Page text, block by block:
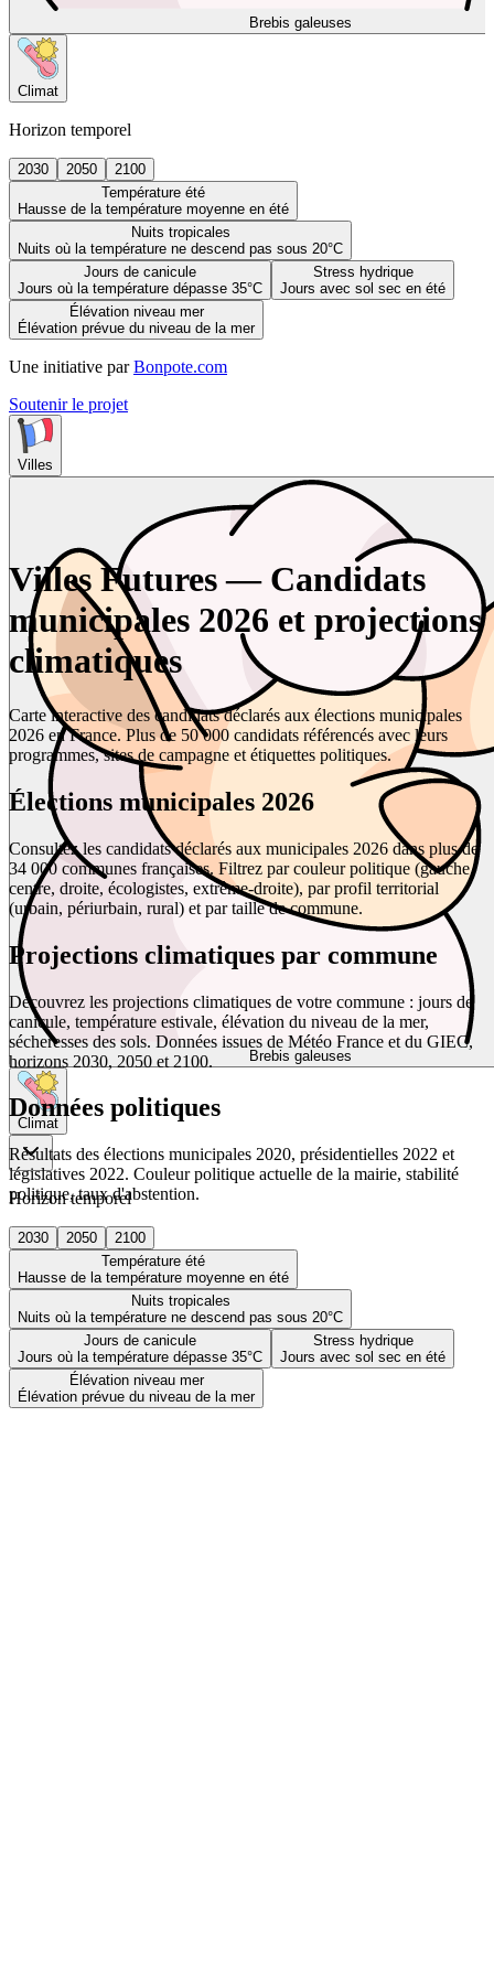
Brebis galeuses
Climat
Horizon temporel
2030 2050
2100
Température été
Hausse de la température moyenne en été
Nuits tropicales
Nuits où la température ne descend pas sous 20°C
Jours de canicule
Jours où la température dépasse 35°C
Stress hydrique
Jours avec sol sec en été
Élévation niveau mer
Élévation prévue du niveau de la mer
Une initiative par Bonpote.com
Soutenir le projet
Villes
Brebis galeuses
Climat
Horizon temporel
2030 2050
2100
Température été
Hausse de la température moyenne en été
Nuits tropicales
Nuits où la température ne descend pas sous 20°C
Jours de canicule
Jours où la température dépasse 35°C
Stress hydrique
Jours avec sol sec en été
Élévation niveau mer
Élévation prévue du niveau de la mer
Villes Futures — Candidats
municipales 2026 et projections
climatiques
Carte interactive des candidats déclarés aux élections municipales
2026 en France. Plus de 50 000 candidats référencés avec leurs
programmes, sites de campagne et étiquettes politiques.
Élections municipales 2026
Consultez les candidats déclarés aux municipales 2026 dans plus de
34 000 communes françaises. Filtrez par couleur politique (gauche,
centre, droite, écologistes, extrême-droite), par profil territorial
(urbain, périurbain, rural) et par taille de commune.
Projections climatiques par commune
Découvrez les projections climatiques de votre commune : jours de
canicule, température estivale, élévation du niveau de la mer,
sécheresses des sols. Données issues de Météo France et du GIEC,
horizons 2030, 2050 et 2100.
Données politiques
Résultats des élections municipales 2020, présidentielles 2022 et
législatives 2022. Couleur politique actuelle de la mairie, stabilité
politique, taux d'abstention.